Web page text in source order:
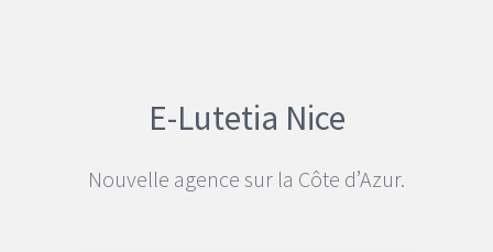
E-Lutetia Nice
Nouvelle agence sur la Côte d’Azur.